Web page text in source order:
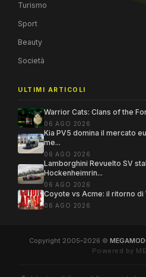
Turismo
Sport
Beauty
Società
ULTIMI ARTICOLI
Warrior Cats: Clans of the
06 AGO 2026
Kia PV5 domina il mercato
me...
06 AGO 2026
Lamborghini Revuelto SV
Hockenheimrin...
06 AGO 2026
Coyote vs Acme: il ritorno di
06 AGO 2026
Copyright 2005–2026 ©
Powered by